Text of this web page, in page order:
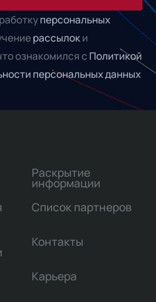
персональных
рассылоки
ознакомился с Политикой
персональных данных
Раскрытие
информации
Список партнеров
Контакты
Карьера